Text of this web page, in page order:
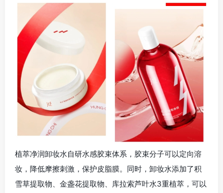
植萃净润卸妆水自研水感胶束体系，胶束分子可以定向溶
妆，降低摩擦刺激，保护皮脂膜。同时，卸妆水添加了积
雪草提取物、金盏花提取物、库拉索芦叶水3重植萃，可以